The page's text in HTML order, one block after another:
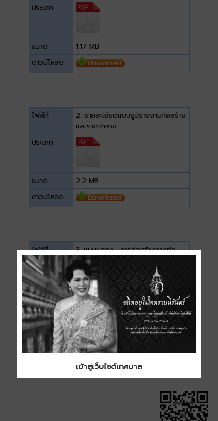
ประเภท
ขนาด
1.17 MB
ดาวน์โหลด
ไฟล์ที่
2. รายละเอียดแบบรูปรายงานก่อสร้าง
และราคากลาง
ประเภท
ขนาด
2.2 MB
ดาวน์โหลด
ไฟล์ที่
3. แบบแสดง : การก่อสร้างวางท่อ
ระบายน้ำพร้อมบ่อพัก
คอนกรีตเสริมเหล็ก
ประเภท
ขนาด
1 MB
ดาวน์โหลด
เข้าสู่เว็บไซต์เทศบาล